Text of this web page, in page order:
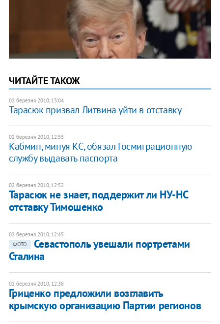
ЧИТАЙТЕ ТАКОЖ
02 березня 2010, 13:04
Тарасюк призвал Литвина уйти в отставку
02 березня 2010, 12:55
Кабмин, минуя КС, обязал Госмиграционную
службу выдавать паспорта
02 березня 2010, 12:52
Тарасюк не знает, поддержит ли НУ-НС
отставку Тимошенко
02 березня 2010, 12:45
ФОТО
Севастополь увешали портретами
Сталина
02 березня 2010, 12:38
Гриценко предложили возглавить
крымскую организацию Партии регионов